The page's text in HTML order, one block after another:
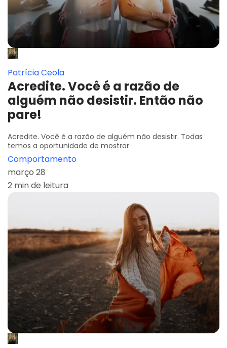
Patrícia Ceola
Acredite. Você é a razão de
alguém não desistir. Então não
pare!
Acredite. Você é a razão de alguém não desistir. Todas
temos a oportunidade de mostrar
Comportamento
março 28
2 min de leitura